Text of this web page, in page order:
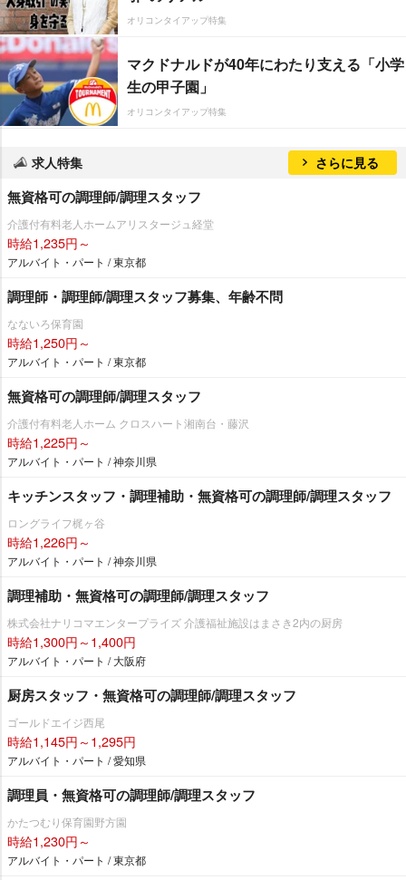
オリコンタイアップ特集
マクドナルドが40年にわたり支える「小学
生の甲子園」
オリコンタイアップ特集
求人特集 さらに見る
無資格可の調理師/調理スタッフ
介護付有料老人ホームアリスタージュ経堂
時給1,235円～
アルバイト・パート / 東京都
調理師・調理師/調理スタッフ募集、年齢不問
なないろ保育園
時給1,250円～
アルバイト・パート / 東京都
無資格可の調理師/調理スタッフ
介護付有料老人ホーム クロスハート湘南台・藤沢
時給1,225円～
アルバイト・パート / 神奈川県
キッチンスタッフ・調理補助・無資格可の調理師/調理スタッフ
ロングライフ梶ヶ谷
時給1,226円～
アルバイト・パート / 神奈川県
調理補助・無資格可の調理師/調理スタッフ
株式会社ナリコマエンタープライズ 介護福祉施設はまさき2内の厨房
時給1,300円～1,400円
アルバイト・パート / 大阪府
厨房スタッフ・無資格可の調理師/調理スタッフ
ゴールドエイジ西尾
時給1,145円～1,295円
アルバイト・パート / 愛知県
調理員・無資格可の調理師/調理スタッフ
かたつむり保育園野方園
時給1,230円～
アルバイト・パート / 東京都